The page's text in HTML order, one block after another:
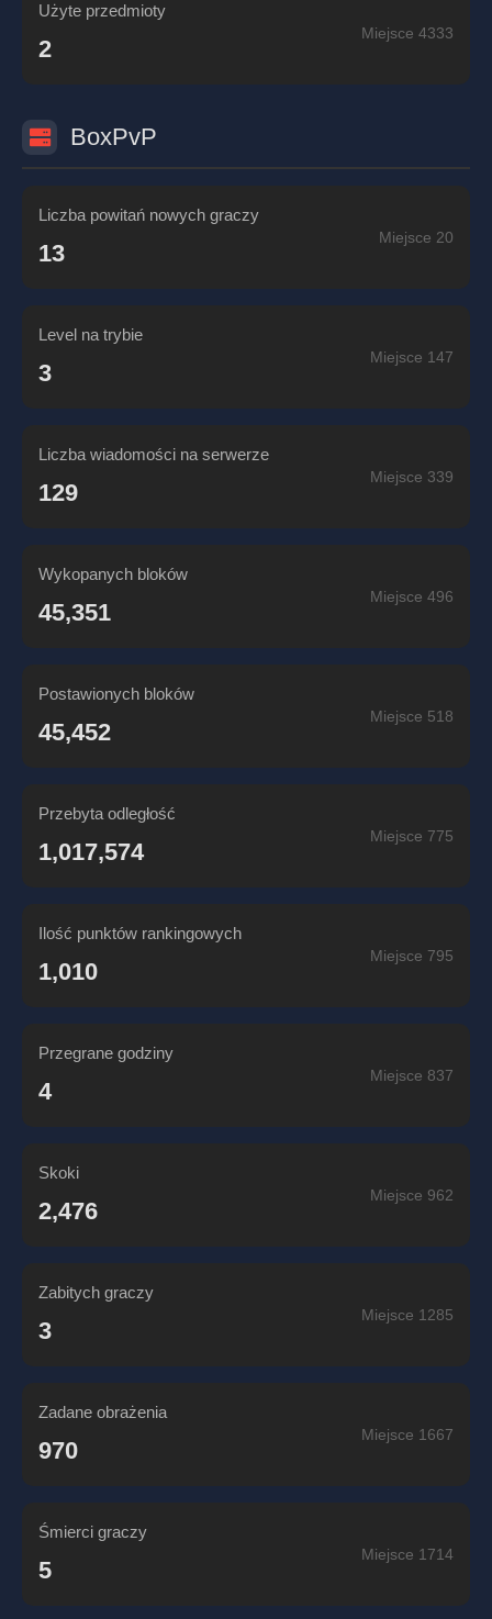
Użyte przedmioty
2
Miejsce 4333
BoxPvP
Liczba powitań nowych graczy
13
Miejsce 20
Level na trybie
3
Miejsce 147
Liczba wiadomości na serwerze
129
Miejsce 339
Wykopanych bloków
45,351
Miejsce 496
Postawionych bloków
45,452
Miejsce 518
Przebyta odległość
1,017,574
Miejsce 775
Ilość punktów rankingowych
1,010
Miejsce 795
Przegrane godziny
4
Miejsce 837
Skoki
2,476
Miejsce 962
Zabitych graczy
3
Miejsce 1285
Zadane obrażenia
970
Miejsce 1667
Śmierci graczy
5
Miejsce 1714